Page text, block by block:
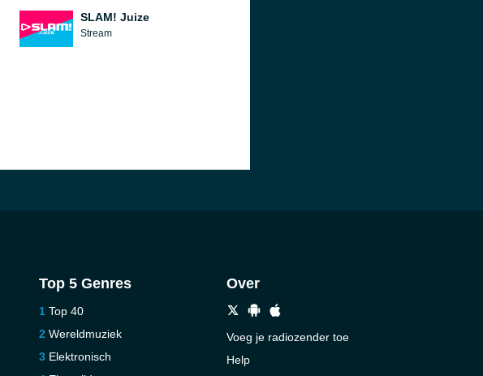
SLAM! Juize
Stream
Top 5 Genres
Top 40
Wereldmuziek
Elektronisch
Over
Voeg je radiozender toe
Help